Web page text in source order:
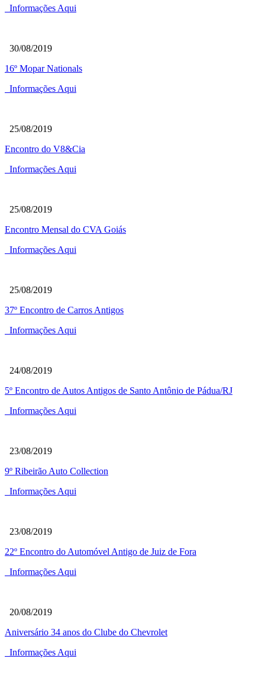
Informações Aqui
30/08/2019
16º Mopar Nationals
Informações Aqui
25/08/2019
Encontro do V8&Cia
Informações Aqui
25/08/2019
Encontro Mensal do CVA Goiás
Informações Aqui
25/08/2019
37º Encontro de Carros Antigos
Informações Aqui
24/08/2019
5º Encontro de Autos Antigos de Santo Antônio de Pádua/RJ
Informações Aqui
23/08/2019
9º Ribeirão Auto Collection
Informações Aqui
23/08/2019
22º Encontro do Automóvel Antigo de Juiz de Fora
Informações Aqui
20/08/2019
Aniversário 34 anos do Clube do Chevrolet
Informações Aqui